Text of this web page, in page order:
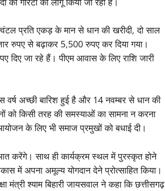
प्रति एकड़ के मान से धान की खरीदी, दो साल
रुपए से बढ़ाकर 5,500 रुपए कर दिया गया।
दिए जा रहे हैं। पीएम आवास के लिए राशि जारी
वर्ष अच्छी बारिश हुई है और 14 नवम्बर से धान की
को किसी तरह की समस्याओं का सामना न करना
के लिए भी समाज प्रमुखों को बधाई दी।
करेंगे। साथ ही कार्यक्रम स्थल में पुरस्कृत होने
में अपना अमूल्य योगदान देने प्रोत्साहित किया।
मंत्री श्याम बिहारी जायसवाल ने कहा कि छत्तीसगढ़